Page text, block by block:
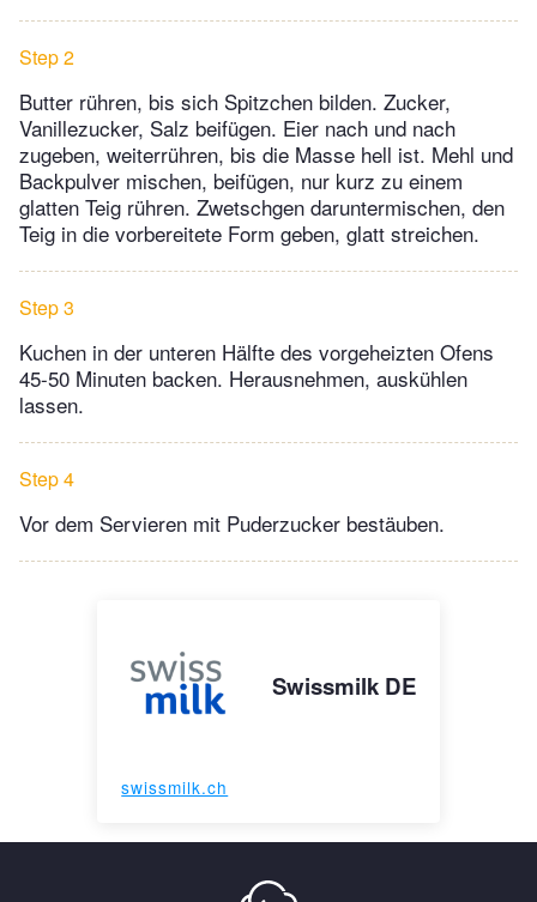
Step 2
Butter rühren, bis sich Spitzchen bilden. Zucker,
Vanillezucker, Salz beifügen. Eier nach und nach
zugeben, weiterrühren, bis die Masse hell ist. Mehl und
Backpulver mischen, beifügen, nur kurz zu einem
glatten Teig rühren. Zwetschgen daruntermischen, den
Teig in die vorbereitete Form geben, glatt streichen.
Step 3
Kuchen in der unteren Hälfte des vorgeheizten Ofens
45-50 Minuten backen. Herausnehmen, auskühlen
lassen.
Step 4
Vor dem Servieren mit Puderzucker bestäuben.
Swissmilk DE
swissmilk.ch